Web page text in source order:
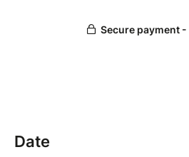
Date